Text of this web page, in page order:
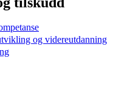
og videreutdanning